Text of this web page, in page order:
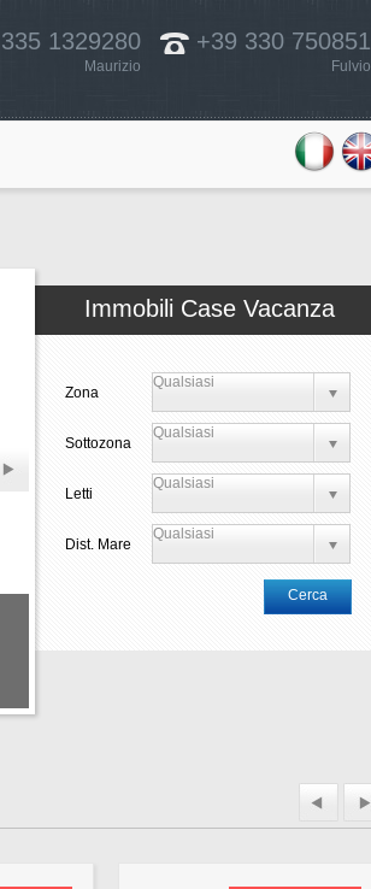
1329280
Maurizio
+39 330 750851
Fulvio
Immobili Case Vacanza
Zona
Qualsiasi
Sottozona
Qualsiasi
Letti
Qualsiasi
Dist. Mare
Qualsiasi
Cerca